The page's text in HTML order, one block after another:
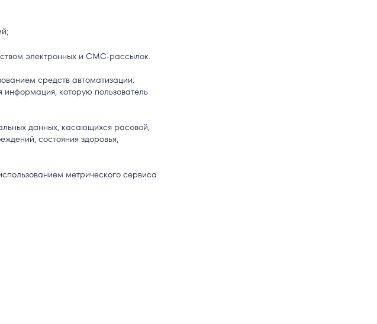
электронных и СМС-рассылок.
средств автоматизации:
которую пользователь
данных, касающихся расовой,
состояния здоровья,
метрического сервиса